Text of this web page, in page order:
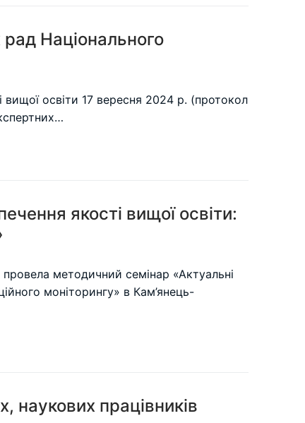
Національного
вищої освіти 17 вересня 2024 р. (протокол
якості вищої освіти:
методичний семінар «Актуальні
моніторингу» в Кам’янець-
наукових працівників